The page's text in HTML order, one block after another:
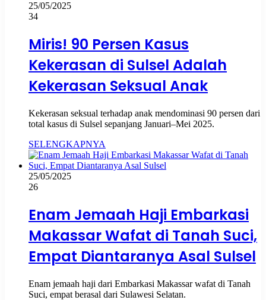
25/05/2025
34
Miris! 90 Persen Kasus
Kekerasan di Sulsel Adalah
Kekerasan Seksual Anak
Kekerasan seksual terhadap anak mendominasi 90 persen dari
total kasus di Sulsel sepanjang Januari–Mei 2025.
SELENGKAPNYA
25/05/2025
26
Enam Jemaah Haji Embarkasi
Makassar Wafat di Tanah Suci,
Empat Diantaranya Asal Sulsel
Enam jemaah haji dari Embarkasi Makassar wafat di Tanah
Suci, empat berasal dari Sulawesi Selatan.